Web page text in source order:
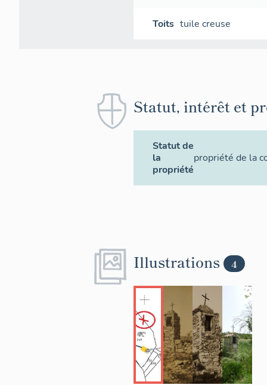
Toits tuile creuse
Statut, intérêt et
Statut de
la
propriété
propriété de la
Illustrations 4